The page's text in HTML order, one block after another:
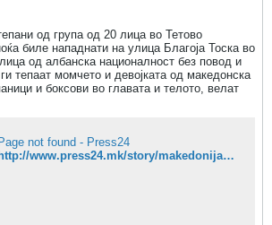
од група од 20 лица во Тетово
биле нападнати на улица Благоја Тоска во
од албанска националност без повод и
тепаат момчето и девојката од македонска
и боксови во главата и телото, велат
Page not found - Press24
http://www.press24.mk/story/makedonija/dechko-i-devojka-pretepani-od-grupa-od-20-lica-vo-tetovo